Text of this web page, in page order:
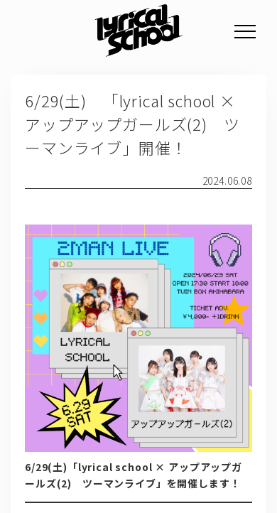
6/29(土) 「lyrical school ×
アップアップガールズ(2) ツ
ーマンライブ」開催！
2024.06.08
6/29(土)「lyrical school × アップアップガ
ールズ(2) ツーマンライブ」を開催します！
PROFILE
SCHEDULE
GOODS
FAN CLUB
TICKET
lyrical school official web shop